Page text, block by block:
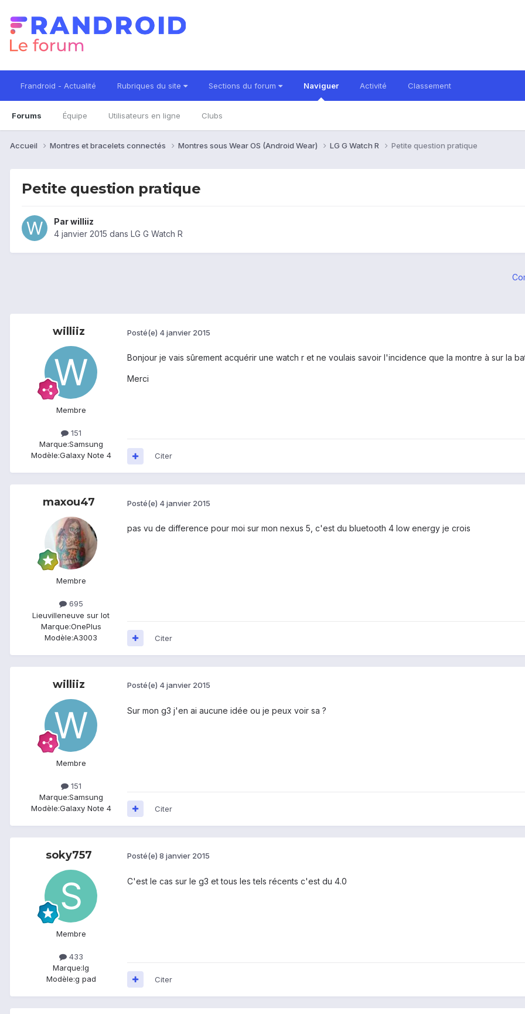
Frandroid - Actualité Rubriques du site Sections du forum Naviguer
Forums Équipe Utilisateurs en ligne Clubs
Activité Classement
Accueil Montres et bracelets connectés Montres sous Wear OS (Android Wear) LG G Watch R Petite question pratique
Petite question pratique
Parwilliiz
4 janvier 2015 dans LG G Watch R
williiz
Membre
151
Marque:Samsung
Modèle:Galaxy Note 4
Posté(e) 4 janvier 2015
Bonjour je vais sûrement acquérir une watch r et ne voulais savoir l'incidence que la montre à sur la
Merci
Citer
maxou47
Membre
695
Lieuvilleneuve sur lot
Marque:OnePlus
Modèle:A3003
Posté(e) 4 janvier 2015
pas vu de difference pour moi sur mon nexus 5, c'est du bluetooth 4 low energy je crois
Citer
williiz
Membre
151
Marque:Samsung
Modèle:Galaxy Note 4
Posté(e) 4 janvier 2015
Sur mon g3 j'en ai aucune idée ou je peux voir sa ?
Citer
soky757
Membre
433
Marque:lg
Modèle:g pad
Posté(e) 8 janvier 2015
C'est le cas sur le g3 et tous les tels récents c'est du 4.0
Citer